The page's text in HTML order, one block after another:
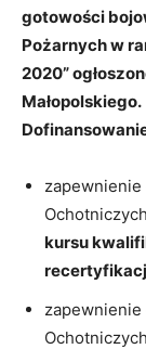
gotowości
Pożarnych w
2020”
Małopolskiego.
kursu